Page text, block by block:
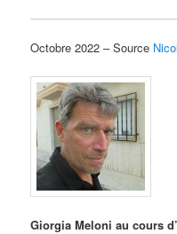
Octobre 2022 – Source
Giorgia Meloni au cours